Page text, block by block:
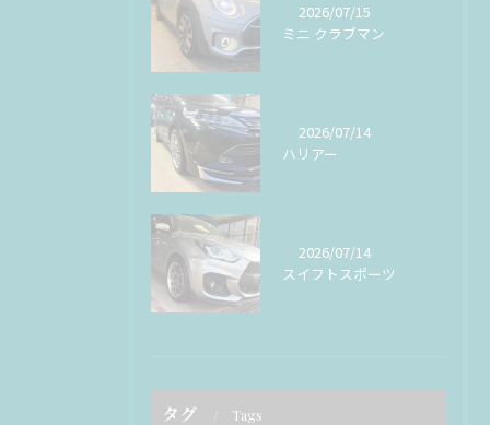
2026/07/15
ミニ クラブマン
2026/07/14
ハリアー
2026/07/14
スイフトスポーツ
タグ Tags